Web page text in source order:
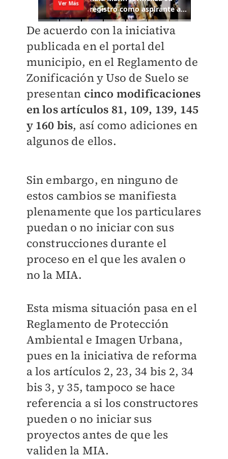
De acuerdo con la iniciativa
publicada en el portal del
municipio, en el Reglamento de
Zonificación y Uso de Suelo se
presentan cinco modificaciones
en los artículos 81, 109, 139, 145
y 160 bis, así como adiciones en
algunos de ellos.
Sin embargo, en ninguno de
estos cambios se manifiesta
plenamente que los particulares
puedan o no iniciar con sus
construcciones durante el
proceso en el que les avalen o
no la MIA.
Esta misma situación pasa en el
Reglamento de Protección
Ambiental e Imagen Urbana,
pues en la iniciativa de reforma
a los artículos 2, 23, 34 bis 2, 34
bis 3, y 35, tampoco se hace
referencia a si los constructores
pueden o no iniciar sus
proyectos antes de que les
validen la MIA.